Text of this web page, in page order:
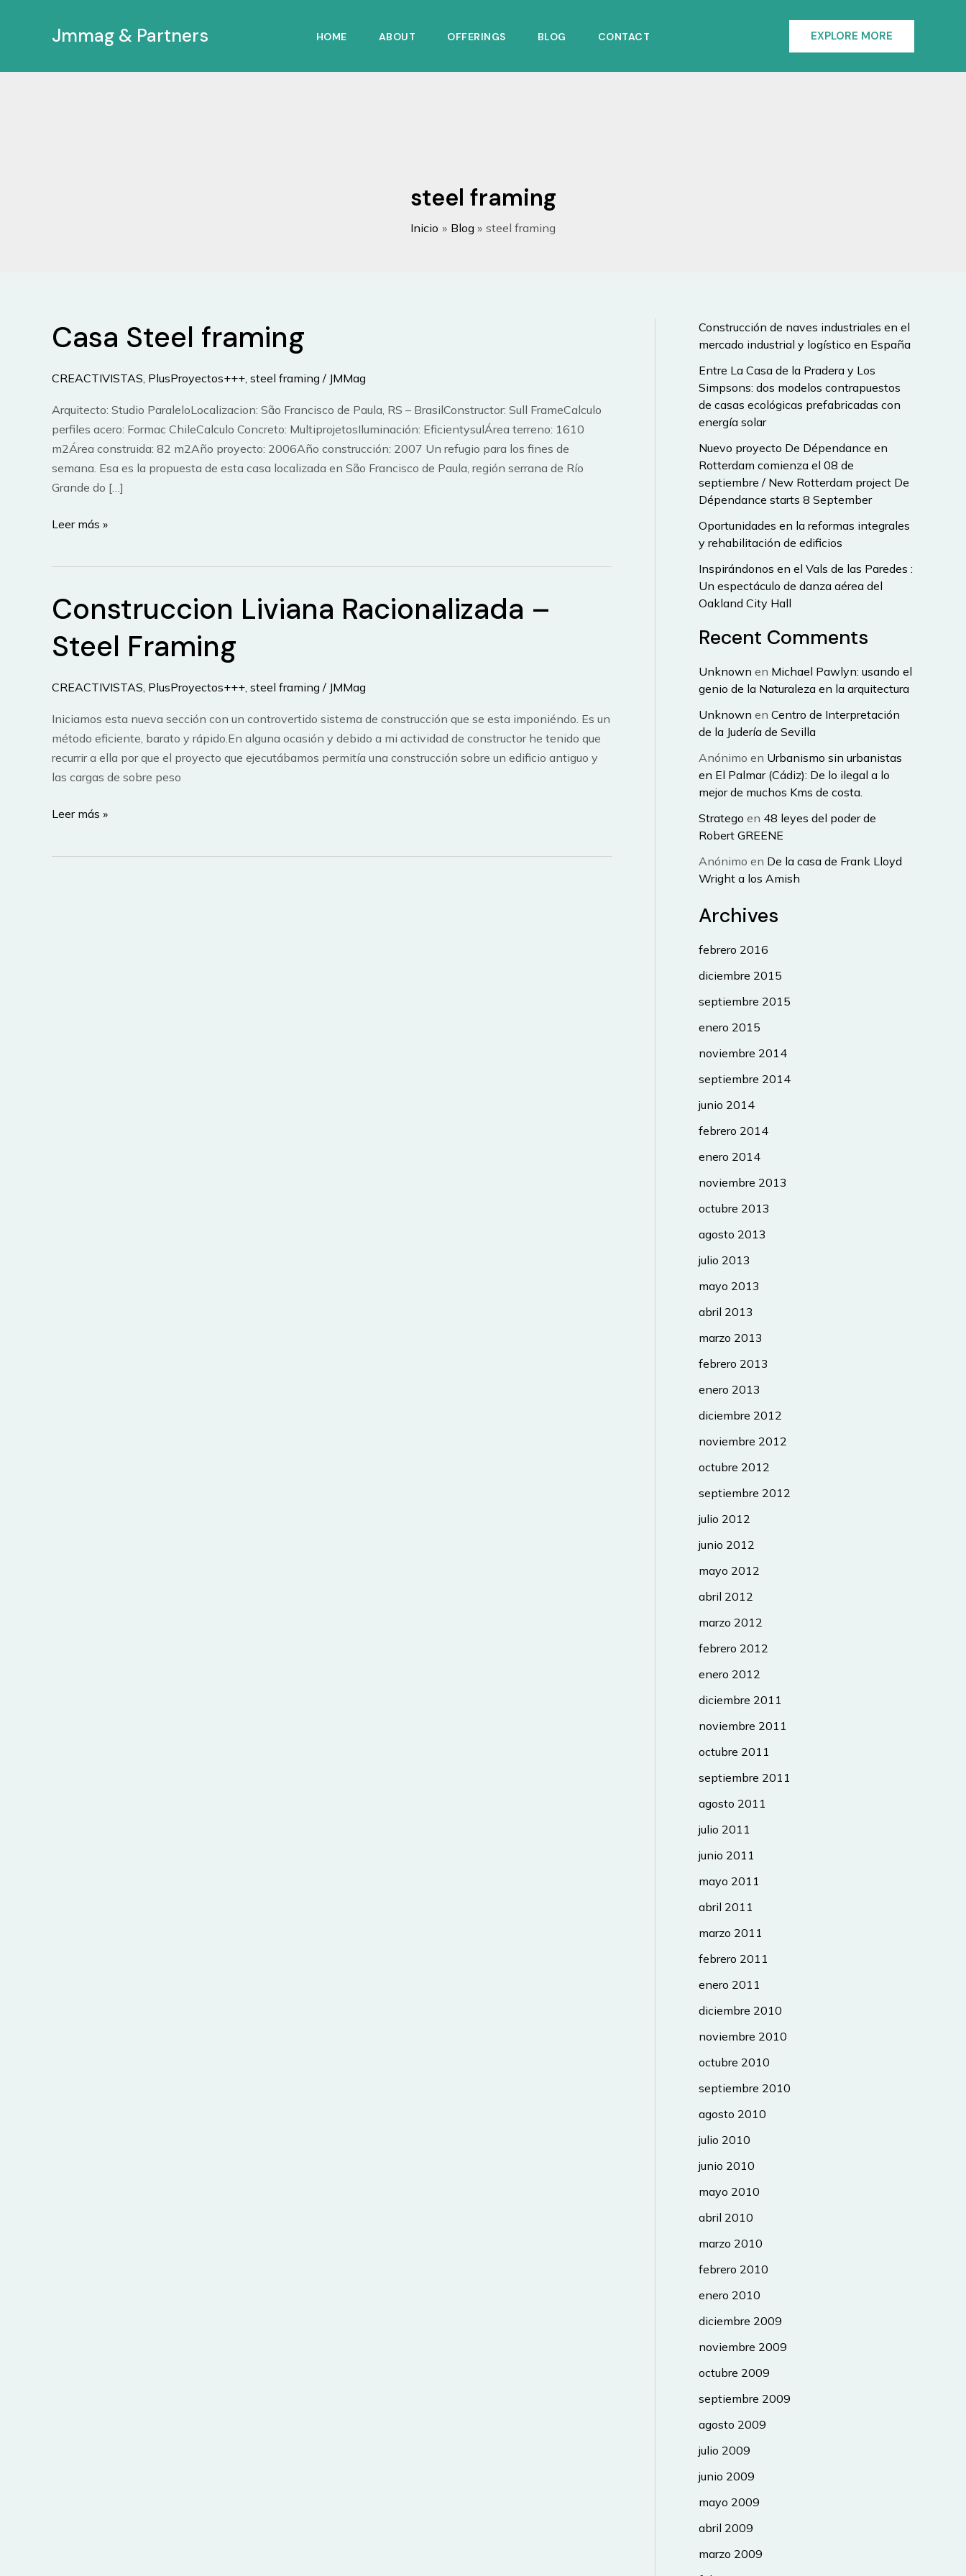
Jmmag & Partners HOME ABOUT OFFERINGS BLOG CONTACT EXPLORE MORE
steel framing
Inicio Blog steel framing
Casa Steel framing
CREACTIVISTAS, PlusProyectos+++, steel framing / JMMag
Arquitecto: Studio ParaleloLocalizacion: São Francisco de Paula, RS – BrasilConstructor: Sull FrameCalculo
perfiles acero: Formac ChileCalculo Concreto: MultiprojetosIluminación: EficientysulÁrea terreno: 1610
m2Área construida: 82 m2Año proyecto: 2006Año construcción: 2007 Un refugio para los fines de
semana. Esa es la propuesta de esta casa localizada en São Francisco de Paula, región serrana de Río
Grande do […]
Casa
Leer más »
Construccion Liviana Racionalizada –
Steel Framing
CREACTIVISTAS PlusProyectos+++ steel framing / JMMag
Iniciamos esta nueva sección con un controvertido sistema de construcción que se esta imponiéndo. Es un
método eficiente, barato y rápido.En alguna ocasión y debido a mi actividad de constructor he tenido que
recurrir a ella por que el proyecto que ejecutábamos permitía una construcción sobre un edificio antiguo y
las cargas de sobre peso
Construccion
Leer más »
Construcción de naves industriales en el
mercado industrial y logístico en España
Entre La Casa de la Pradera y Los
Simpsons: dos modelos contrapuestos
de casas ecológicas prefabricadas con
energía solar
Nuevo proyecto De Dépendance en
Rotterdam comienza el 08 de
septiembre / New Rotterdam project De
Dépendance starts 8 September
Oportunidades en la reformas integrales
y rehabilitación de edificios
Inspirándonos en el Vals de las Paredes :
Un espectáculo de danza aérea del
Oakland City Hall
Recent Comments
Unknown en Michael Pawlyn: usando el
genio de la Naturaleza en la arquitectura
Unknown en Centro de Interpretación
de la Judería de Sevilla
Anónimo en Urbanismo sin urbanistas
en El Palmar (Cádiz): De lo ilegal a lo
mejor de muchos Kms de costa.
Stratego en 48 leyes del poder de
Robert GREENE
Anónimo en De la casa de Frank Lloyd
Wright a los Amish
Archives
febrero 2016
diciembre 2015
septiembre 2015
enero 2015
noviembre 2014
septiembre 2014
junio 2014
febrero 2014
enero 2014
noviembre 2013
octubre 2013
agosto 2013
julio 2013
mayo 2013
abril 2013
marzo 2013
febrero 2013
enero 2013
diciembre 2012
noviembre 2012
octubre 2012
septiembre 2012
julio 2012
junio 2012
mayo 2012
abril 2012
marzo 2012
febrero 2012
enero 2012
diciembre 2011
noviembre 2011
octubre 2011
septiembre 2011
agosto 2011
julio 2011
junio 2011
mayo 2011
abril 2011
marzo 2011
febrero 2011
enero 2011
diciembre 2010
noviembre 2010
octubre 2010
septiembre 2010
agosto 2010
julio 2010
junio 2010
mayo 2010
abril 2010
marzo 2010
febrero 2010
enero 2010
diciembre 2009
noviembre 2009
octubre 2009
septiembre 2009
agosto 2009
julio 2009
junio 2009
mayo 2009
abril 2009
marzo 2009